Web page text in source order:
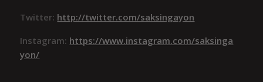
Twitter: http://twitter.com/saksingayon
Instagram: https://www.instagram.com/saksinga
yon/